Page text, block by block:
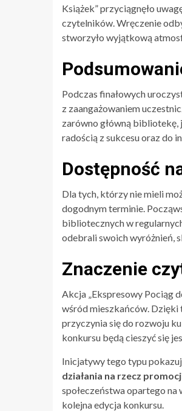
Książek” przyciągnęło
czytelników. Wręczenie
stworzyło wyjątkową
Podczas finałowych
z zaangażowaniem
zarówno główną bibliotekę,
radością z sukcesu oraz do
Dostępność
Dla tych, którzy nie mieli
dogodnym terminie.
bibliotecznych w
odebrali swoich wyróżnień,
Znaczenie
Akcja „Ekspresowy Pociąg
wśród mieszkańców. Dzięki
przyczynia się do rozwoju
konkursu będą cieszyć się
Inicjatywy tego typu
działania na rzecz
społeczeństwa opartego na
kolejna edycja konkursu.